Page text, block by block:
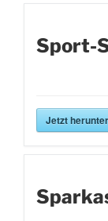
Sport-
Jetzt